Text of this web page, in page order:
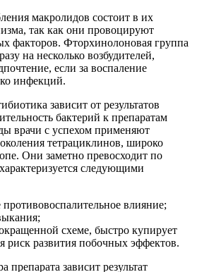
макролидов состоит в их
так как они провоцируют
факторов. Фторхинолоновая группа
на несколько возбудителей,
если за воспаление
инфекций.
зависит от результатов
бактерий к препаратам
врачи с успехом применяют
тетрациклинов, широко
Они заметно превосходит по
следующими
противовоспалительное влияние;
схеме, быстро купирует
риск развития побочных эффектов.
зависит результат